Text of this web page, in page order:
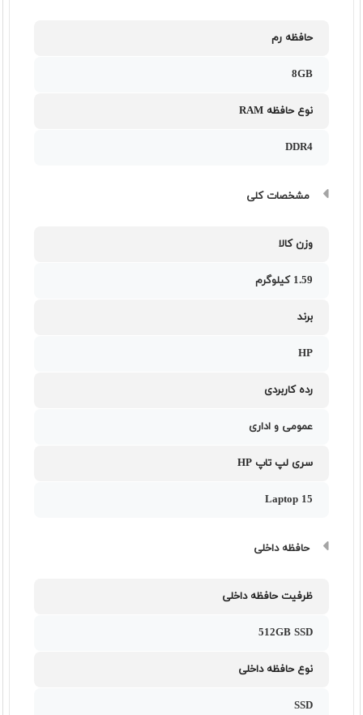
حافظه رم
8GB
نوع حافظه RAM
DDR4
مشخصات کلی
وزن کالا
1.59 کیلوگرم
برند
HP
رده کاربردی
عمومی و اداری
سری لپ تاپ HP
Laptop 15
حافظه داخلی
ظرفیت حافظه داخلی
512GB SSD
نوع حافظه داخلی
SSD